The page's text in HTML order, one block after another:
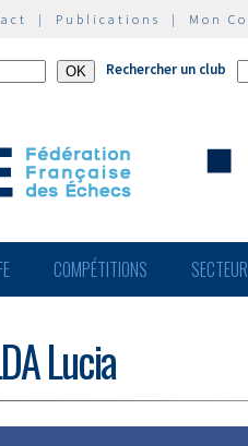
| Publications | Mon
Rechercher un club
COMPÉTITIONS
Lucia